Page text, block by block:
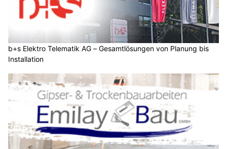
b+s Elektro Telematik AG – Gesamtlösungen von Planung bis
Installation